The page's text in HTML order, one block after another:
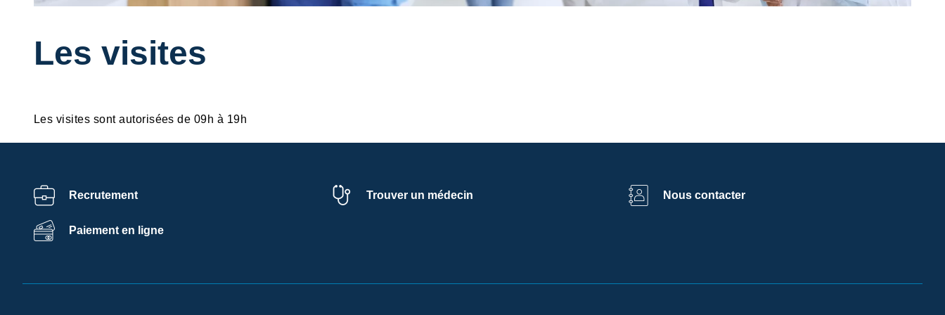
Les visites
Les visites sont autorisées de 09h à 19h
Recrutement Trouver un médecin Nous contacter
Paiement en ligne